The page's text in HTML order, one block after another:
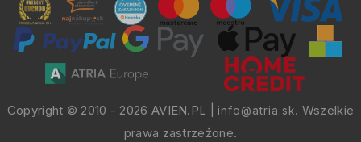
Copyright © 2010 - 2026 AVIEN.PL info@atria.sk. Wszelkie
prawa zastrzeżone.